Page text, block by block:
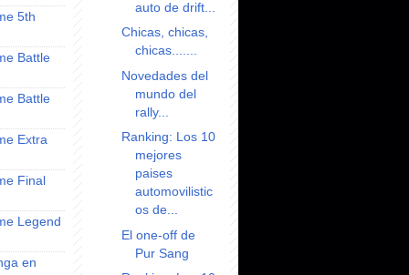
5th
Battle
Battle
Extra
Final
Legend
en
auto de drift...
Chicas, chicas,
chicas.......
Novedades del
mundo del
rally...
Ranking: Los 10
mejores
paises
automovilistic
os de...
El one-off de
Pur Sang